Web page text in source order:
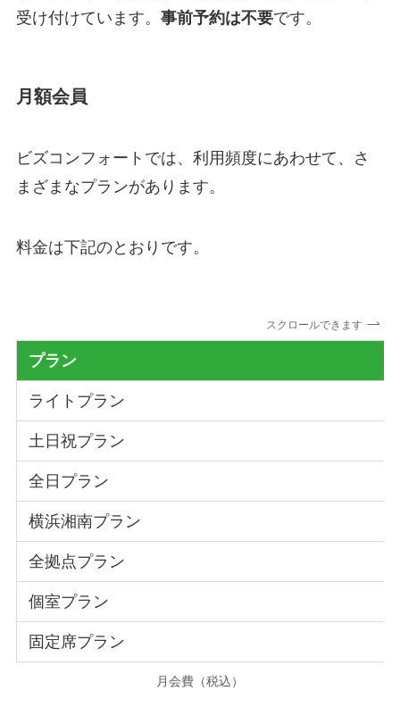
受け付けています。 事前予約は不要です。
月額会員
ビズコンフォートでは、利用頻度にあわせて、さ
まざまなプランがあります。
料金は下記のとおりです。
スクロールできます
プラン
ライトプラン
土日祝プラン
全日プラン
横浜湘南プラン
全拠点プラン
個室プラン
固定席プラン
月会費（税込）